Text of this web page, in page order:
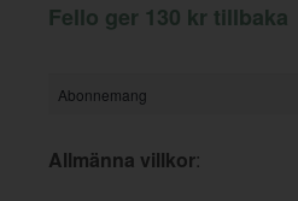
Fello ger 130 kr tillbaka
Abonnemang
Allmänna villkor: